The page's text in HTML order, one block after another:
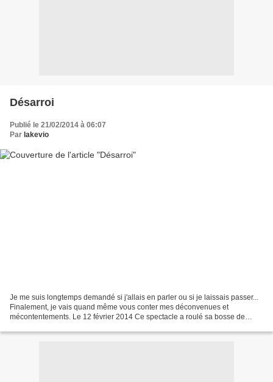
Désarroi
Publié le 21/02/2014 à 06:07
Par lakevio
Je me suis longtemps demandé si j'allais en parler ou si je laissais passer...
Finalement, je vais quand même vous conter mes déconvenues et
mécontentements. Le 12 février 2014 Ce spectacle a roulé sa bosse de